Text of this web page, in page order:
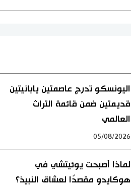
اليونسكو تدرج عاصمتين يابانيتين
قديمتين ضمن قائمة التراث
العالمي
05/08/2026
لماذا أصبحت يوئيتشي في
هوكايدو مقصدًا لعشاق النبيذ؟